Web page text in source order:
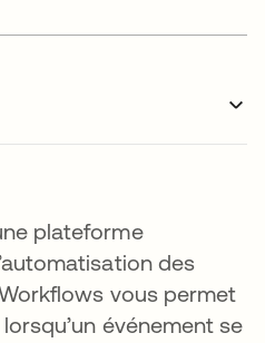
dans un nouvel onglet
plateforme
des
vous permet
événement se